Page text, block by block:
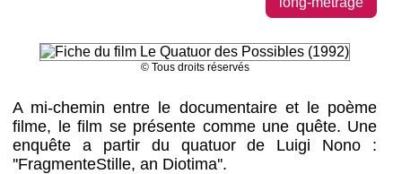
© Tous droits réservés
A mi-chemin entre le documentaire et le poème
filme, le film se présente comme une quête. Une
enquête a partir du quatuor de Luigi Nono :
''FragmenteStille, an Diotima''.